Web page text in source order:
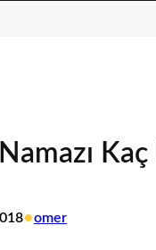
Kaç
•omer